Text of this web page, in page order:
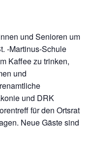
und Senioren um
-Martinus-Schule
Kaffee zu trinken,
und
und DRK
für den Ortsrat
Neue Gäste sind